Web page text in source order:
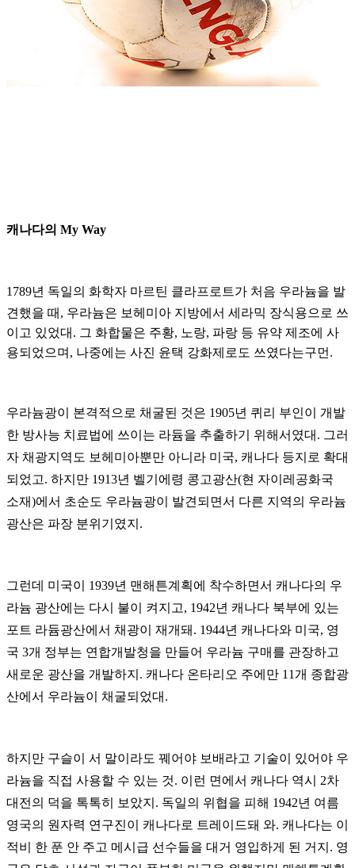
캐나다의 My Way
1789년 독일의 화학자 마르틴 클라프로트가 처음 우라늄을 발
견했을 때 , 우라늄은 보헤미아 지방에서 세라믹 장식용으로 쓰
이고 있었대 . 그 화합물은 주황, 노랑, 파랑 등 유약 제조에 사
용되었으며 , 나중에는 사진 윤택 강화제로도 쓰였다는구먼 .
우라늄광이 본격적으로 채굴된 것은 1905년 퀴리 부인이 개발
한 방사능 치료법에 쓰이는 라듐을 추출하기 위해서였대 . 그러
자 채광지역도 보헤미아뿐만 아니라 미국, 캐나다 등지로 확대
되었고. 하지만 1913년 벨기에령 콩고광산(현 자이레공화국
소재)에서 초순도 우라늄광이 발견되면서 다른 지역의 우라늄
광산은 파장 분위기였지 .
그런데 미국이 1939년 맨해튼계획에 착수하면서 캐나다의 우
라늄 광산에는 다시 불이 켜지고, 1942년 캐나다 북부에 있는
포트 라듐광산에서 채광이 재개돼 . 1944년 캐나다와 미국, 영
국 3개 정부는 연합개발청을 만들어 우라늄 구매를 관장하고
새로운 광산을 개발하지 . 캐나다 온타리오 주에만 11개 종합광
산에서 우라늄이 채굴되었대 .
하지만 구슬이 서 말이라도 꿰어야 보배라고 기술이 있어야 우
라늄을 직접 사용할 수 있는 것. 이런 면에서 캐나다 역시 2차
대전의 덕을 톡톡히 보았지 . 독일의 위협을 피해 1942년 여름
영국의 원자력 연구진이 캐나다로 트레이드돼 와. 캐나다는 이
적비 한 푼 안 주고 메시급 선수들을 대거 영입하게 된 거지 . 영